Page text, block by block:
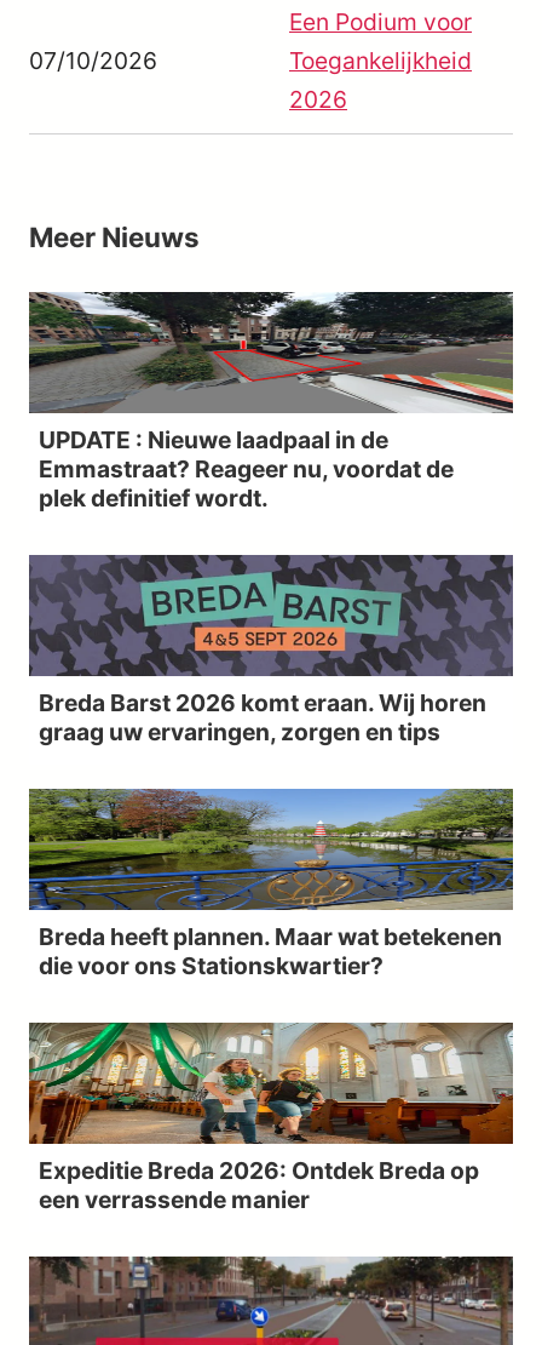
07/10/2026
Een Podium voor
Toegankelijkheid
2026
Meer Nieuws
UPDATE : Nieuwe laadpaal in de
Emmastraat? Reageer nu, voordat de
plek definitief wordt.
Breda Barst 2026 komt eraan. Wij horen
graag uw ervaringen, zorgen en tips
Breda heeft plannen. Maar wat betekenen
die voor ons Stationskwartier?
Expeditie Breda 2026: Ontdek Breda op
een verrassende manier